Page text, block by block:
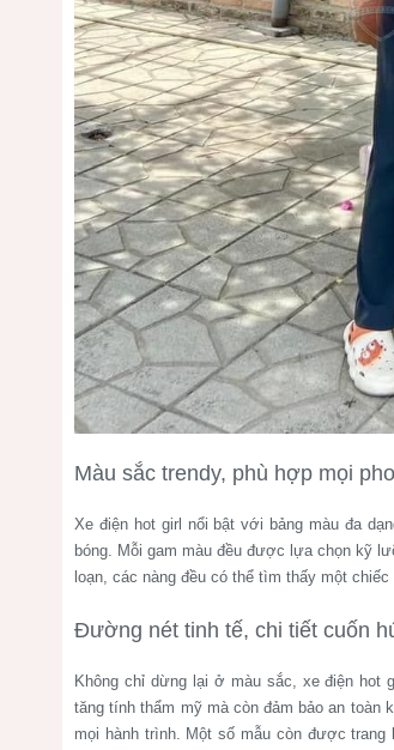
Màu sắc trendy, phù hợp mọi
Xe điện hot girl nổi bật với bảng màu đa
bóng. Mỗi gam màu đều được lựa chọn kỹ
loạn, các nàng đều có thể tìm thấy một
Đường nét tinh tế, chi tiết cuốn
Không chỉ dừng lại ở màu sắc, xe điện hot
tăng tính thẩm mỹ mà còn đảm bảo an toàn
mọi hành trình. Một số mẫu còn được